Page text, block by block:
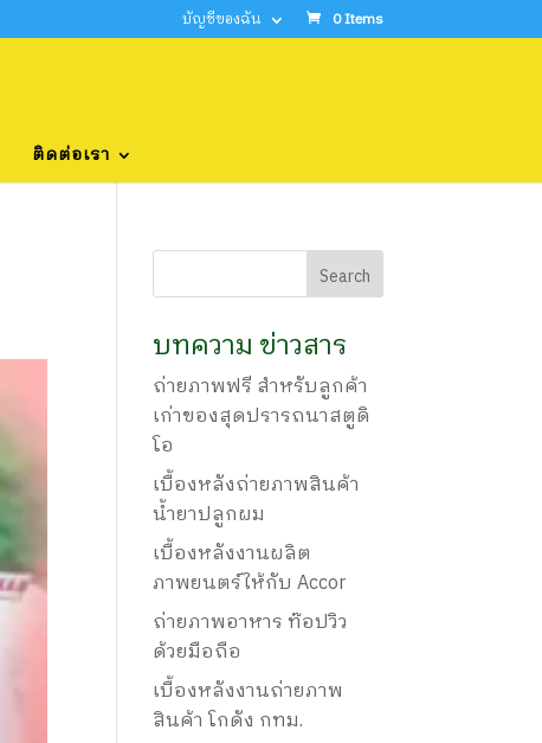
บัญชีของฉัน 0 Items
ติดต่อเรา
บทความ ข่าวสาร
ถ่ายภาพฟรี สำหรับลูกค้า
เก่าของสุดปรารถนาสตูดิ
โอ
เบื้องหลังถ่ายภาพสินค้า
น้ำยาปลูกผม
เบื้องหลังงานผลิต
ภาพยนตร์ให้กับ Accor
ถ่ายภาพอาหาร ท๊อปวิว
ด้วยมือถือ
เบื้องหลังงานถ่ายภาพ
สินค้า โกดัง กทม.